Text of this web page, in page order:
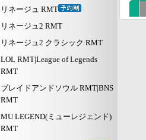
リネージュ RMT
リネージュ2 RMT
リネージュ2 クラシック RMT
LOL RMT|League of Legends
RMT
ブレイドアンドソウル RMT|BNS
RMT
MU LEGEND(ミューレジェンド)
RMT